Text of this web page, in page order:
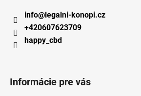
info@legalni-konopi.cz
+420607623709
happy_cbd
Informácie pre vás